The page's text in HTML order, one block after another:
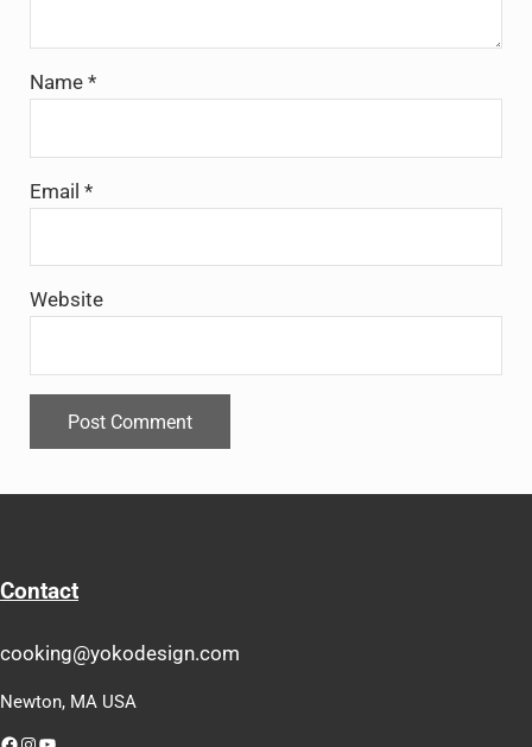
Name *
Email *
Website
Contact
cooking@yokodesign.com
Newton, MA USA
Facebook
Instagram
YouTube